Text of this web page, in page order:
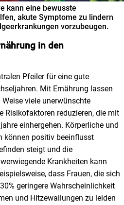
kann eine bewusste
akute Symptome zu lindern
vorzubeugen.
in den
Pfeiler für eine gute
Mit Ernährung lassen
viele unerwünschte
Risikofaktoren reduzieren, die mit
einhergehen. Körperliche und
können positiv beeinflusst
steigt und die
Krankheiten kann
dass Frauen, die sich
geringere Wahrscheinlichkeit
und Hitzewallungen zu leiden